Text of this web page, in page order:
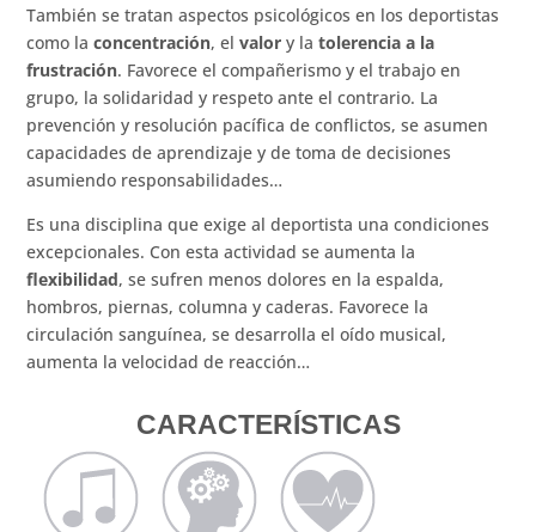
También se tratan aspectos psicológicos en los deportistas
como laconcentración, elvalor y latolerencia a la
frustración. Favorece el compañerismo y el trabajo en
grupo, la solidaridad y respeto ante el contrario. La
prevención y resolución pacífica de conflictos, se asumen
capacidades de aprendizaje y de toma de decisiones
asumiendo responsabilidades…
Es una disciplina que exige al deportista una condiciones
excepcionales. Con esta actividad se aumenta la
flexibilidad, se sufren menos dolores en la espalda,
hombros, piernas, columna y caderas. Favorece la
circulación sanguínea, se desarrolla el oído musical,
aumenta la velocidad de reacción…
CARACTERÍSTICAS